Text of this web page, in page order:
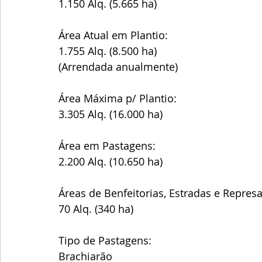
1.150 Alq. (5.665 ha)
Área Atual em Plantio:
1.755 Alq. (8.500 ha)
(Arrendada anualmente)
Área Máxima p/ Plantio:
3.305 Alq. (16.000 ha)
Área em Pastagens:
2.200 Alq. (10.650 ha)
Áreas de Benfeitorias, Estradas e
70 Alq. (340 ha)
Tipo de Pastagens:
Brachiarão